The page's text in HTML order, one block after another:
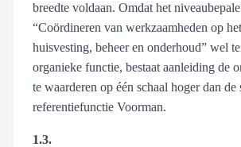
breedte voldaan. Omdat het
“Coördineren van werkzaamheden op
huisvesting, beheer en onderhoud” wel
organieke functie, bestaat aanleiding de
te waarderen op één schaal hoger dan de
referentiefunctie Voorman.
1.3.